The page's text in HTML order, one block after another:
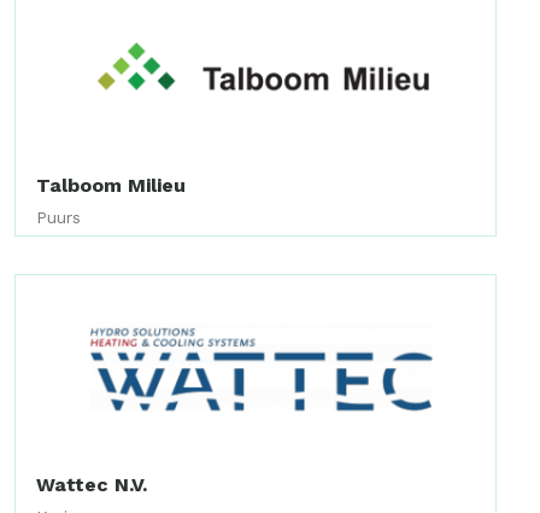
Talboom Milieu
Puurs
Wattec N.V.